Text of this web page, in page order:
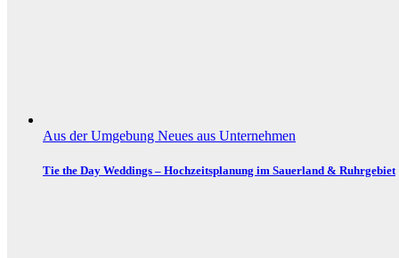
Aus der Umgebung Neues aus Unternehmen
Tie the Day Weddings – Hochzeitsplanung im Sauerland & Ruhrgebiet